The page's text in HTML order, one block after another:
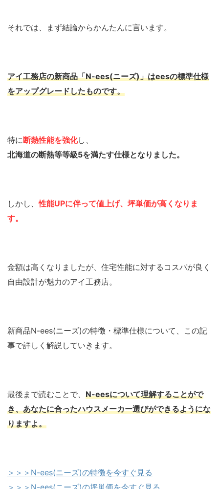
それでは、まず結論からかんたんに言います。
アイ工務店の新商品「N-ees(ニーズ)」はeesの標準仕様
をアップグレードしたものです。
特に断熱性能を強化し、
北海道の断熱等等級5を満たす仕様となりました。
しかし、性能UPに伴って値上げ、坪単価が高くなりま
す。
金額は高くなりましたが、住宅性能に対するコスパが良く
自由設計が魅力のアイ工務店。
新商品N-ees(ニーズ)の特徴・標準仕様について、この記
事で詳しく解説していきます。
最後まで読むことで、 N-eesについて理解することがで
き、あなたに合ったハウスメーカー選びができるようにな
りますよ。
＞＞＞N-ees(ニーズ)の特徴を今すぐ見る
＞＞＞N-ees(ニーズ)の坪単価を今すぐ見る